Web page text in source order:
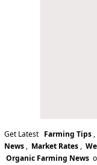
Get Latest Farming Tips ,
News , Market Rates ,
Organic Farming News